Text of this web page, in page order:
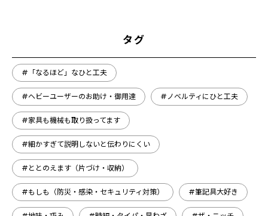
タグ
#「なるほど」なひと工夫
#ヘビーユーザーのお助け・御用達 #ノベルティにひと工夫
#家具も機械も取り扱ってます
#細かすぎて説明しないと伝わりにくい
#ととのえます（片づけ・収納）
#もしも（防災・感染・セキュリティ対策） #筆記具大好き